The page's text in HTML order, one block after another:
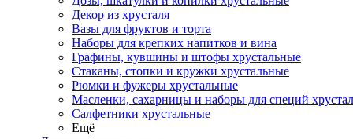
Декор из хрусталя
Вазы для фруктов и торта
Наборы для крепких напитков и вина
Графины, кувшины и штофы хрустальные
Стаканы, стопки и кружки хрустальные
Рюмки и фужеры хрустальные
Масленки, сахарницы и наборы для специй
Салфетники хрустальные
Ещё